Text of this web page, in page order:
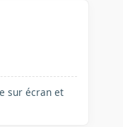
sur écran et